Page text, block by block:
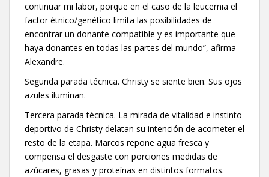
continuar mi labor, porque en el caso de la leucemia el
factor étnico/genético limita las posibilidades de
encontrar un donante compatible y es importante que
haya donantes en todas las partes del mundo”, afirma
Alexandre.
Segunda parada técnica. Christy se siente bien. Sus ojos
azules iluminan.
Tercera parada técnica. La mirada de vitalidad e instinto
deportivo de Christy delatan su intención de acometer el
resto de la etapa. Marcos repone agua fresca y
compensa el desgaste con porciones medidas de
azúcares, grasas y proteínas en distintos formatos.